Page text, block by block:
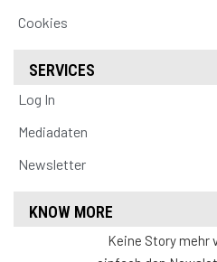
Cookies
SERVICES
Log In
Mediadaten
Newsletter
KNOW MORE
Keine Story mehr